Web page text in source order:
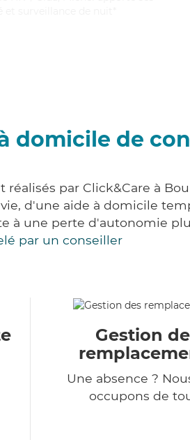
domicile de
réalisés par Click&Care à
d'une aide à domicile
à une perte d'autonomie
par un conseiller
Gestion
Une absence ?
occupons de